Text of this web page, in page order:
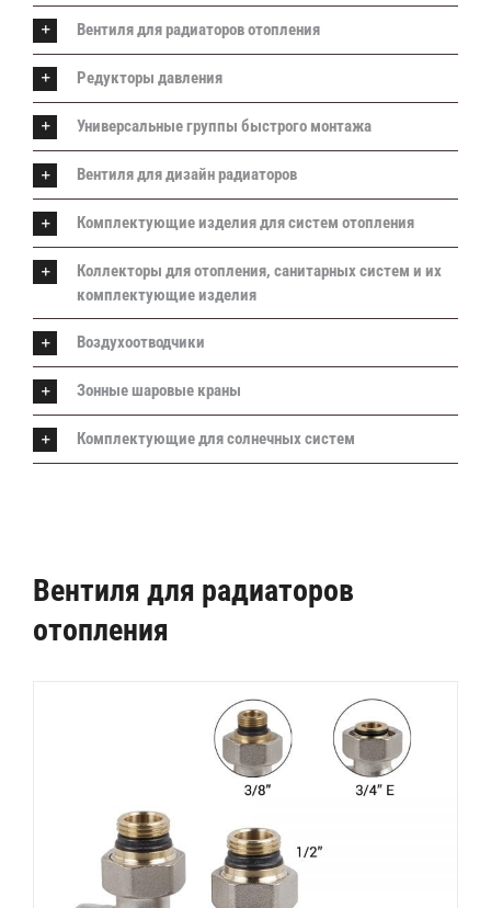
Вентиля для радиаторов
отопления
Вентиля для радиаторов отопления
Редукторы давления
Универсальные группы быстрого монтажа
Вентиля для дизайн радиаторов
Комплектующие изделия для систем отопления
Коллекторы для отопления, санитарных систем и их
комплектующие изделия
Воздухоотводчики
Зонные шаровые краны
Комплектующие для солнечных систем